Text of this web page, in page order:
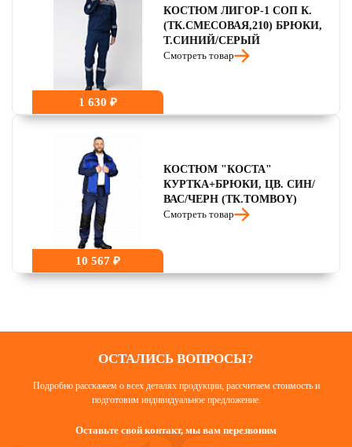
1 630 ₽
КОСТЮМ ЛИГОР-1 СОП К.
(ТК.СМЕСОВАЯ,210) БРЮКИ,
Т.СИНИЙ/СЕРЫЙ
Смотреть товар
10 567 ₽
КОСТЮМ "КОСТА"
КУРТКА+БРЮКИ, ЦВ. СИН/
ВАС/ЧЕРН (ТК.TOMBOY)
Смотреть товар
ОСТАЛИСЬ ВОПРОСЫ?
Подробно расскажем о всех деталях продукции, рассчитаем стоимость и
подготовим индивидуальное предложение.
Оставьте свой контакт, мы вам перезвоним